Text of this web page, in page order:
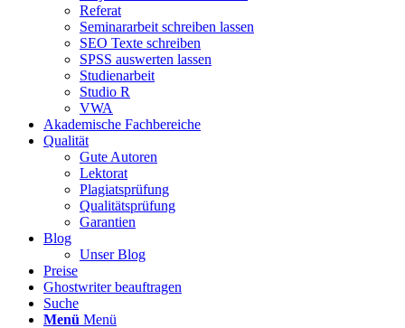
Referat
Seminararbeit schreiben lassen
SEO Texte schreiben
SPSS auswerten lassen
Studienarbeit
Studio R
VWA
Akademische Fachbereiche
Qualität
Gute Autoren
Lektorat
Plagiatsprüfung
Qualitätsprüfung
Garantien
Blog
Unser Blog
Preise
Ghostwriter beauftragen
Suche
Menü Menü